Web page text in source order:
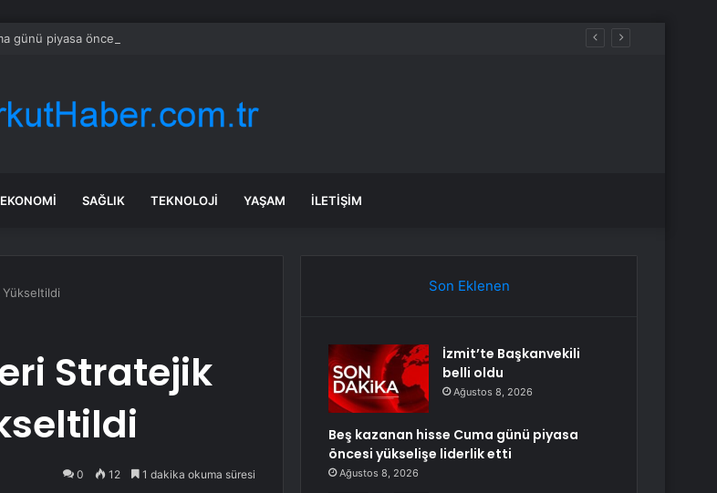
günü piyasa öncesi yükselişe liderlik etti
EKONOMI SAĞLIK TEKNOLOJI YAŞAM İLETIŞIM
Stratejik
0 12 1 dakika okuma süresi
Son Eklenen
İzmit’te Başkanvekili
belli oldu
Ağustos 8, 2026
Beş kazanan hisse Cuma günü piyasa
öncesi yükselişe liderlik etti
Ağustos 8, 2026